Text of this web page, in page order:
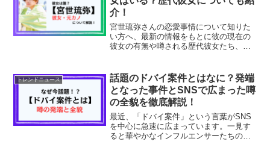
介！
宮世琉弥さんの恋愛事情について知りた
い方へ、最新の情報をもとに彼の現在の
彼女の有無や噂される歴代彼女たち、さ
トレンドニュース
話題のドバイ案件とはなに？発端
となった事件とSNSで広まった噂
の全貌を徹底解説！
最近、「ドバイ案件」という言葉がSNS
を中心に急速に広まっています。一見す
ると華やかなインフルエンサーたちのリ